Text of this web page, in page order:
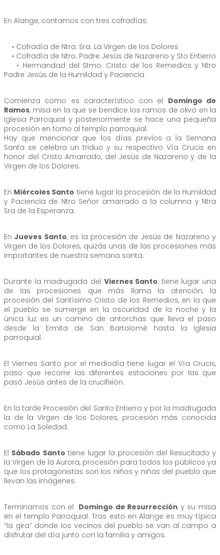
En Alange, contamos con tres cofradías:
• Cofradía de Ntra. Sra. La Virgen de los Dolores
• Cofradía de Ntro. Padre Jesús de Nazareno y Sto Entierro
• Hermandad del Stmo. Cristo de los Remedios y Ntro
Padre Jesús de la Humildad y Paciencia
Comienza como es característico con el Domingo de
Ramos, misa en la que se bendice los ramos de olivo en la
Iglesia Parroquial y posteriormente se hace una pequeña
procesión en torno al templo parroquial.
Hay que mencionar que los días previos a la Semana
Santa se celebra un triduo y su respectivo Vía Crucis en
honor del Cristo Amarrado, del Jesús de Nazareno y de la
Virgen de los Dolores.
En Miércoles Santo tiene lugar la procesión de la Humildad
y Paciencia de Ntro Señor amarrado a la columna y Ntra
Sra de la Esperanza.
EnJueves Santo, es la procesión de Jesús de Nazareno y
Virgen de los Dolores, quizás unas de las procesiones más
importantes de nuestra semana santa.
Durante la madrugada del Viernes Santo, tiene lugar una
de las procesiones que más llama la atención, la
procesión del Santísimo Cristo de los Remedios, en la que
el pueblo se sumerge en la oscuridad de la noche y la
única luz es un camino de antorchas que lleva el paso
desde la Ermita de San Bartolomé hasta la Iglesia
parroquial.
El Viernes Santo por el mediodía tiene lugar el Vía Crucis,
paso que recorre las diferentes estaciones por las que
pasó Jesús antes de la crucifixión.
En la tarde Procesión del Santo Entierro y por la madrugada
la de la Virgen de los Dolores, procesión más conocida
como La Soledad.
El Sábado Santo tiene lugar la procesión del Resucitado y
la Virgen de la Aurora, procesión para todos los públicos ya
que los protagonistas son los niños y niñas del pueblo que
llevan las imágenes.
Terminamos con el Domingo de Resurrección y su misa
en el templo Parroquial. Tras esto en Alange es muy típica
“la gira” donde los vecinos del pueblo se van al campo a
disfrutar del día junto con la familia y amigos.